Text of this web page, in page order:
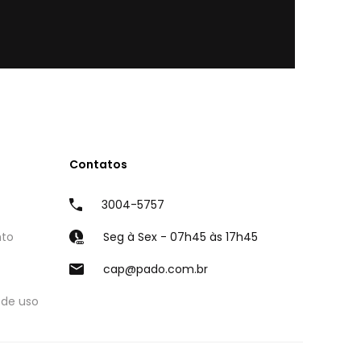
uso
Contatos
3004-5757
Seg à Sex - 07h45 às 17h45
cap@pado.com.br